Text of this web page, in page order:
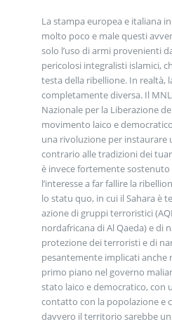
La stampa europea e italiana
molto poco e male questi
solo l’uso di armi provenienti
pericolosi integralisti islamici,
testa della ribellione. In realtà,
completamente diversa. Il
Nazionale per la Liberazione
movimento laico e
una rivoluzione per instaurare
contrario alle tradizioni dei
è invece fortemente sostenuto
l’interesse a far fallire la
lo statu quo, in cui il Sahara è
azione di gruppi terroristici
nordafricana di Al Qaeda) e di
protezione dei terroristi e di
pesantemente implicati anche
primo piano nel governo
stato laico e democratico, con
contatto con la popolazione e
davvero il territorio sarebbe